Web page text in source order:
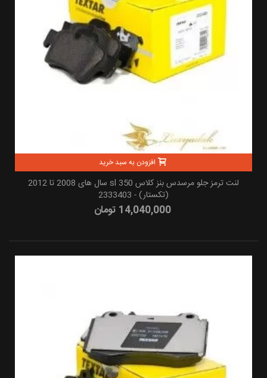
افزودن به سبد خرید
لنت ترمز جلو مرسدس بنز کلاس sl 350 سال های 2008 تا 2012
(تکستار) - 2333403
14,040,000 تومان